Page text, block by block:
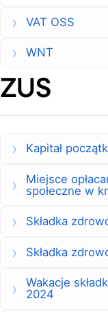
VAT OSS
WNT
ZUS
Kapitał
Miejsce
społeczne w
Składka
Składka
Wakacje
2024